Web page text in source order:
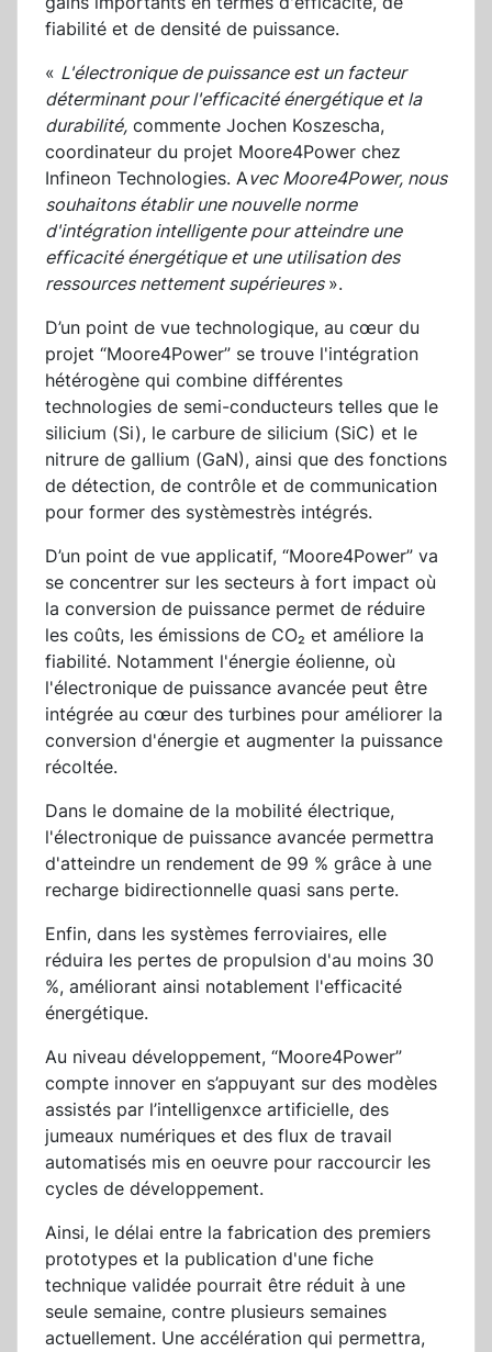
fiabilité et de densité de puissance.
« L'électronique de puissance est un facteur
déterminant pour l'efficacité énergétique et la
durabilité, commente Jochen Koszescha,
coordinateur du projet Moore4Power chez
Infineon Technologies. Avec Moore4Power, nous
souhaitons établir une nouvelle norme
d'intégration intelligente pour atteindre une
efficacité énergétique et une utilisation des
ressources nettement supérieures ».
D’un point de vue technologique, au cœur du
projet “Moore4Power” se trouve l'intégration
hétérogène qui combine différentes
technologies de semi-conducteurs telles que le
silicium (Si), le carbure de silicium (SiC) et le
nitrure de gallium (GaN), ainsi que des fonctions
de détection, de contrôle et de communication
pour former des systèmestrès intégrés.
D’un point de vue applicatif, “Moore4Power” va
se concentrer sur les secteurs à fort impact où
la conversion de puissance permet de réduire
les coûts, les émissions de CO₂ et améliore la
fiabilité. Notamment l'énergie éolienne, où
l'électronique de puissance avancée peut être
intégrée au cœur des turbines pour améliorer la
conversion d'énergie et augmenter la puissance
récoltée.
Dans le domaine de la mobilité électrique,
l'électronique de puissance avancée permettra
d'atteindre un rendement de 99 % grâce à une
recharge bidirectionnelle quasi sans perte.
Enfin, dans les systèmes ferroviaires, elle
réduira les pertes de propulsion d'au moins 30
%, améliorant ainsi notablement l'efficacité
énergétique.
Au niveau développement, “Moore4Power”
compte innover en s’appuyant sur des modèles
assistés par l’intelligenxce artificielle, des
jumeaux numériques et des flux de travail
automatisés mis en oeuvre pour raccourcir les
cycles de développement.
Ainsi, le délai entre la fabrication des premiers
prototypes et la publication d'une fiche
technique validée pourrait être réduit à une
seule semaine, contre plusieurs semaines
actuellement. Une accélération qui permettra,